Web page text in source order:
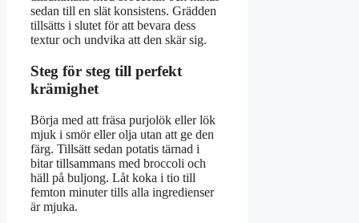
sedan till en slät konsistens. Grädden
tillsätts i slutet för att bevara dess
textur och undvika att den skär sig.
Steg för steg till perfekt
krämighet
Börja med att fräsa purjolök eller lök
mjuk i smör eller olja utan att ge den
färg. Tillsätt sedan potatis tärnad i
bitar tillsammans med broccoli och
häll på buljong. Låt koka i tio till
femton minuter tills alla ingredienser
är mjuka.